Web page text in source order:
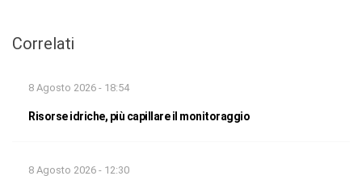
Correlati
8 Agosto 2026 - 18:54
Risorse idriche, più capillare il monitoraggio
8 Agosto 2026 - 12:30